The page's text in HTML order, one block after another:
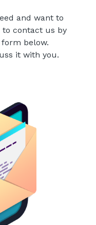
and want to
to contact us by
below.
it with you.